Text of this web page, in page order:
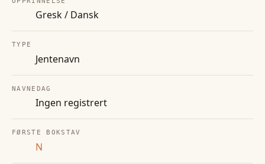
Gresk / Dansk
TYPE
Jentenavn
NAVNEDAG
Ingen registrert
FØRSTE BOKSTAV
N